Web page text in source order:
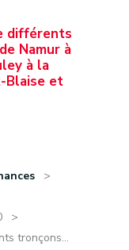
différents
Namur à
à la
Blaise et
tronçons...